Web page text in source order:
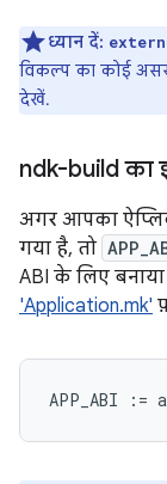
ध्यान दें:
विकल्प का कोई
देखें.
ndk-build का
अगर आपका
गया है, तो
ABI के लिए
'Application.mk'